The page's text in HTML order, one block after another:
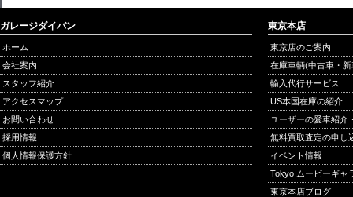
ガレージダイバン
ホーム
会社案内
スタッフ紹介
アクセスマップ
お問い合わせ
採用情報
個人情報保護方針
東京本店
東京店のご案内
在庫車輌(中古車・
輸入代行サービス
US本国在庫の紹介
ユーザーの愛車紹介
無料買取査定の申し
イベント情報
Tokyo ムービーギャ
東京本店ブログ